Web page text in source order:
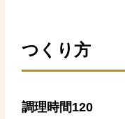
つくり方
調理時間120